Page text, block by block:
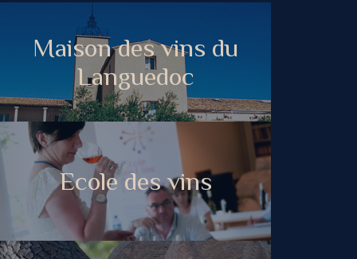
Maison des vins du
Languedoc
Ecole des vins